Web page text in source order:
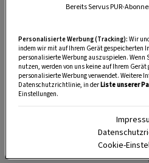
von ganzen Nelken,
Rachenraum.
Nelkenöl wirkt darüber
vorbeugend als auch
Insektenstiche. Ein
Wasserschale
Quälgeister; ein
Einstichstelle
Bereits Servus PUR-
Personalisierte Werbung (Tracking): Wir
indem wir mit auf Ihrem Gerät gespeicherten
personalisierte Werbung auszuspielen. Wenn
nutzen, werden von uns keine auf Ihrem
personalisierte Werbung verwendet. Weitere
Datenschutzrichtlinie, in derListe unserer
Einstellungen.
Cookie-